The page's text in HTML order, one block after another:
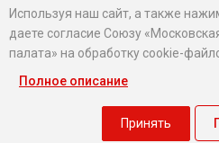
Онлайн
Рейтинг
© 2026 Все права защищены.
Используя наш сайт, а также
даете согласие Союзу
палата» на обработку cookie-
данных...
Полное описание
Принять